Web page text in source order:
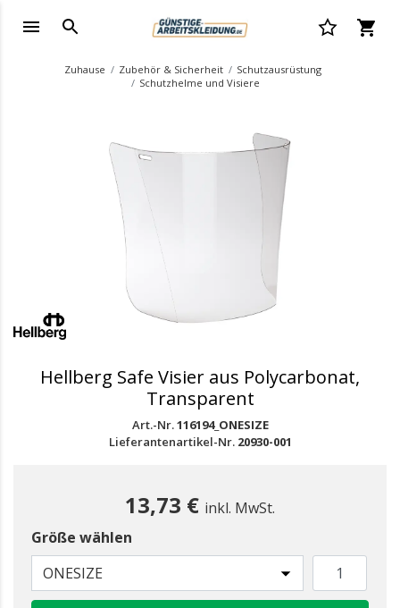
Zuhause Zubehör & Sicherheit
Schutzausrüstung
Schutzhelme und Visiere
Hellberg Safe Visier aus Polycarbonat,
Transparent
Art.-Nr.116194_ONESIZE
Lieferantenartikel-Nr. 20930-001
13,73 € inkl. MwSt.
Größe wählen
ONESIZE